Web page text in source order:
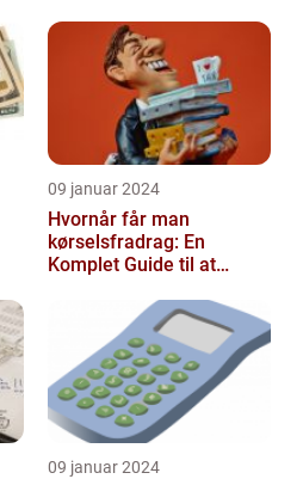
09 januar 2024
Hvornår får man
kørselsfradrag: En
Komplet Guide til at
Historien Bag Det
09 januar 2024